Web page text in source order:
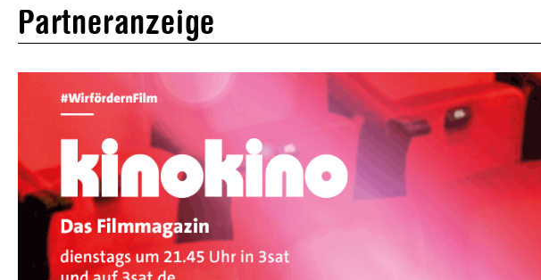
Partneranzeige